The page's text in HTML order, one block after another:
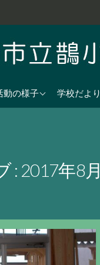
動の様子 学校だより
: 2017年8月